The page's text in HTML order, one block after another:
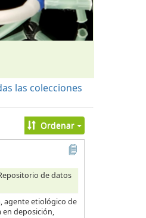
las colecciones
Ordenar
de datos
agente etiológico de
en deposición,